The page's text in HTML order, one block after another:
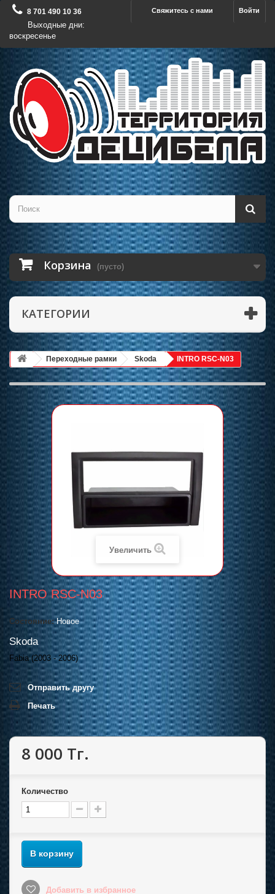
Войти
Свяжитесь с нами
8 701 490 10 36
Выходные дни:
воскресенье
Корзина (пусто)
КАТЕГОРИИ
Переходные рамки Skoda INTRO RSC-N03
Увеличить
INTRO RSC-N03
Состояние: Новое
Skoda
Fabia (2003 - 2006)
Отправить другу
Печать
8 000 Тг.
Количество
В корзину
Добавить в избранное